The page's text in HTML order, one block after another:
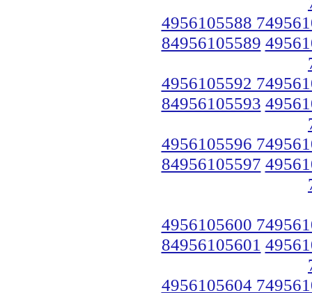
4956105588
84956105589
4956105592
84956105593
4956105596
84956105597
4956105600
84956105601
4956105604